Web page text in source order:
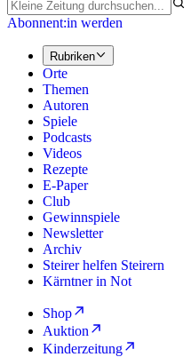
Abonnent:in werden
Rubriken
Orte
Themen
Autoren
Spiele
Podcasts
Videos
Rezepte
E-Paper
Club
Gewinnspiele
Newsletter
Archiv
Steirer helfen Steirern
Kärntner in Not
Shop
Auktion
Kinderzeitung